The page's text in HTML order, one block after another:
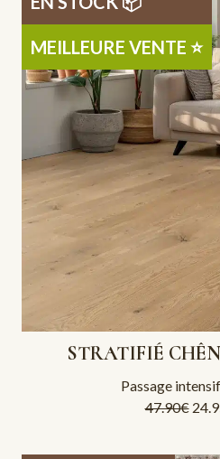
MEILLEURE VENTE ⭐
STRATIFIÉ
Passage
47.90€